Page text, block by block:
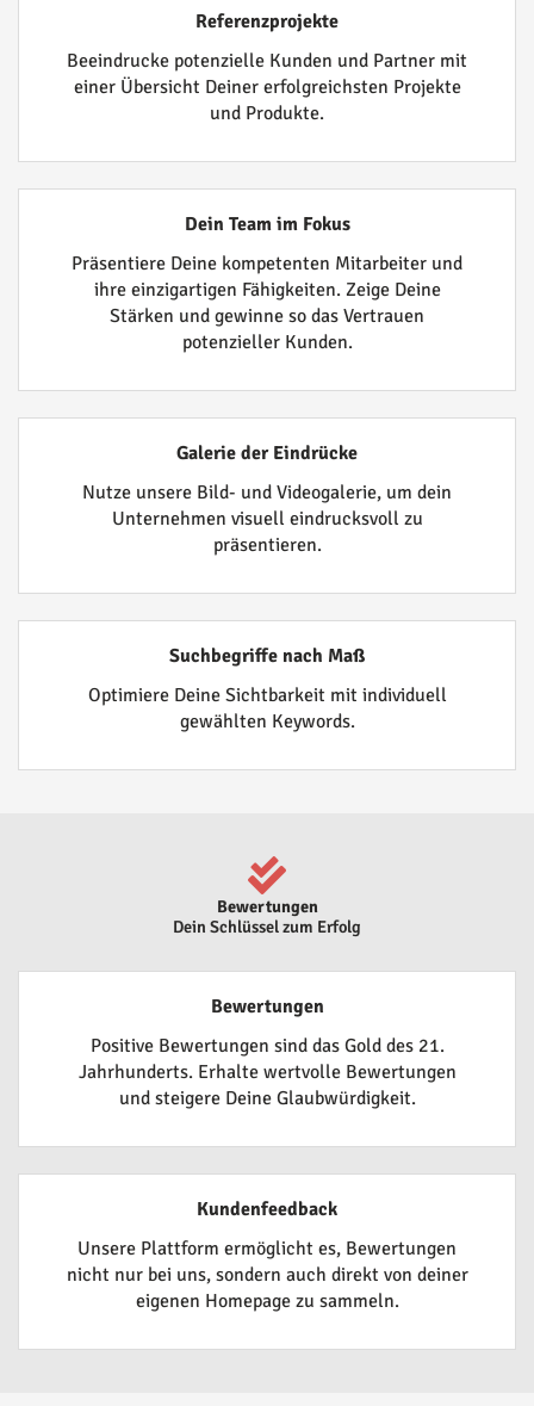
Referenzprojekte
Beeindrucke potenzielle Kunden und Partner mit
einer Übersicht Deiner erfolgreichsten Projekte
und Produkte.
Dein Team im Fokus
Präsentiere Deine kompetenten Mitarbeiter und
ihre einzigartigen Fähigkeiten. Zeige Deine
Stärken und gewinne so das Vertrauen
potenzieller Kunden.
Galerie der Eindrücke
Nutze unsere Bild- und Videogalerie, um dein
Unternehmen visuell eindrucksvoll zu
präsentieren.
Suchbegriffe nach Maß
Optimiere Deine Sichtbarkeit mit individuell
gewählten Keywords.
Bewertungen
Dein Schlüssel zum Erfolg
Bewertungen
Positive Bewertungen sind das Gold des 21.
Jahrhunderts. Erhalte wertvolle Bewertungen
und steigere Deine Glaubwürdigkeit.
Kundenfeedback
Unsere Plattform ermöglicht es, Bewertungen
nicht nur bei uns, sondern auch direkt von deiner
eigenen Homepage zu sammeln.